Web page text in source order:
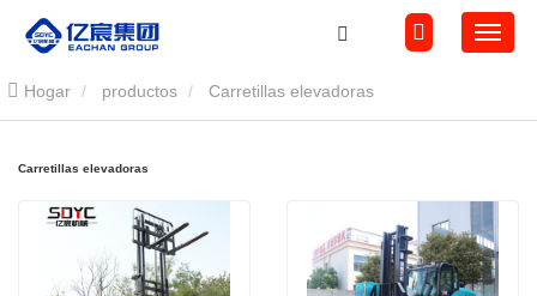
Hogar productos Carretillas elevadoras
Carretillas elevadoras